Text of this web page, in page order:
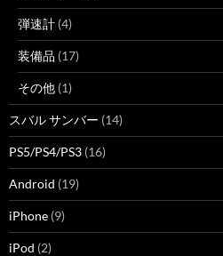
弾速計 (4)
装備品 (17)
その他 (1)
スバル サンバー (14)
PS5/PS4/PS3 (16)
Android (19)
iPhone (9)
iPod (2)